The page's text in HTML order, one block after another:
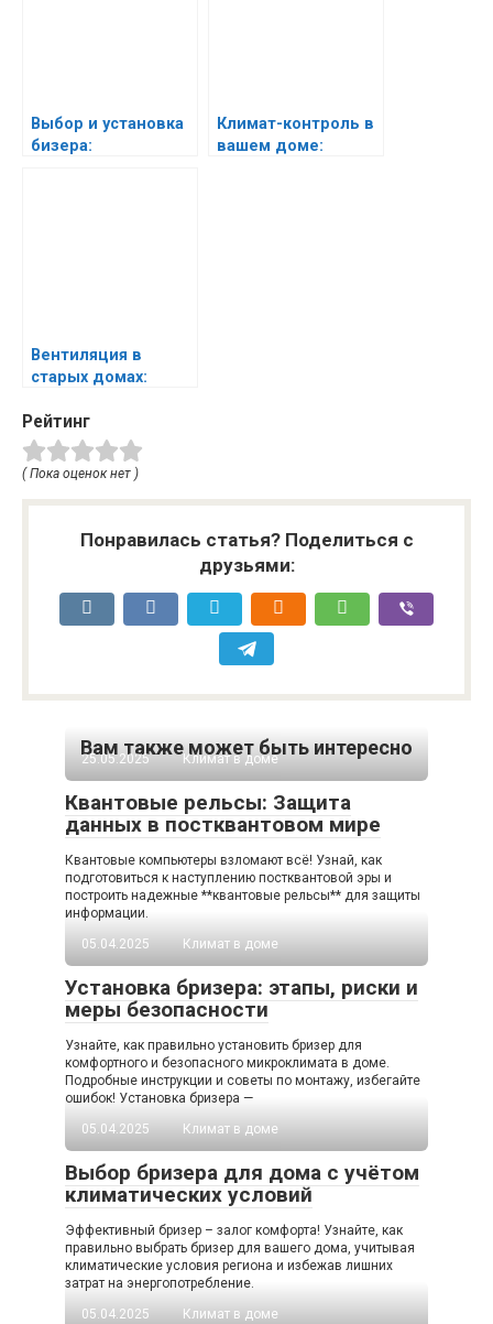
Выбор и установка
бизера:
Климат-контроль в
вашем доме:
Вентиляция в
старых домах:
эффективности и
пути улучшения
Рейтинг
( Пока оценок нет )
Понравилась статья? Поделиться с
друзьями:
Вам также может быть интересно
25.05.2025 Климат в доме
Квантовые рельсы: Защита
данных в постквантовом мире
Квантовые компьютеры взломают всё! Узнай, как
подготовиться к наступлению постквантовой эры и
построить надежные **квантовые рельсы** для защиты
информации.
05.04.2025
Климат в доме
Установка бризера: этапы, риски и
меры безопасности
Узнайте, как правильно установить бризер для
комфортного и безопасного микроклимата в доме.
Подробные инструкции и советы по монтажу, избегайте
ошибок! Установка бризера —
05.04.2025
Климат в доме
Выбор бризера для дома с учётом
климатических условий
Эффективный бризер – залог комфорта! Узнайте, как
правильно выбрать бризер для вашего дома, учитывая
климатические условия региона и избежав лишних
затрат на энергопотребление.
05.04.2025
Климат в доме